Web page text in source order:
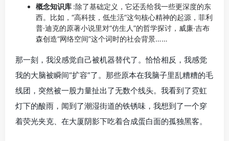
概念知识库 :除了基础定义，它还丢给我一些更深度的东
西。比如，“高科技，低生活”这句核心精神的起源，菲利
普·迪克的原著小说里对“仿生人”的哲学探讨，威廉·吉布
森创造“网络空间”这个词时的社会背景……
那一刻，我没感觉自己被机器替代了。恰恰相反，我感觉
我的大脑被瞬间“扩容”了。那些原本在我脑子里乱糟糟的毛
线团，突然被一股力量扯出了无数个线头。我看到了霓虹
灯下的酸雨，闻到了潮湿街道的铁锈味，我想到了一个穿
着荧光夹克、在大厦阴影下吃着合成蛋白面的孤独黑客。